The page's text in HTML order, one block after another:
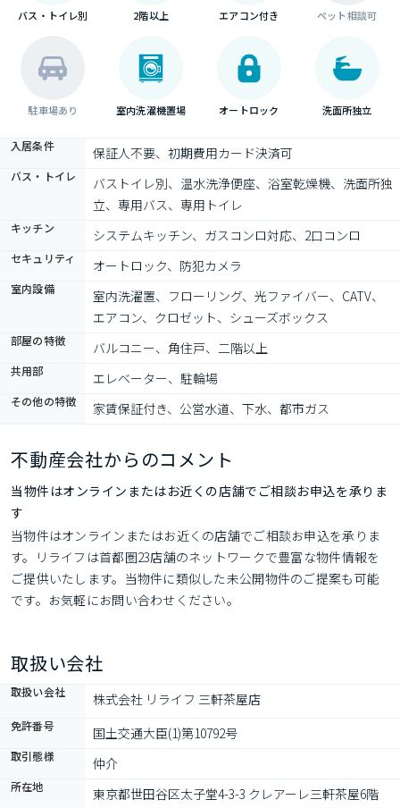
バス・トイレ別 2階以上 エアコン付き ペット相談可
駐車場あり 室内洗濯機置場 オートロック 洗面所独立
入居条件 保証人不要、初期費用カード決済可
バス・トイレ
バストイレ別、温水洗浄便座、浴室乾燥機、洗面所独
立、専用バス、専用トイレ
キッチン システムキッチン、ガスコンロ対応、2口コンロ
セキュリティ オートロック、防犯カメラ
室内設備
室内洗濯置、フローリング、光ファイバー、CATV、
エアコン、クロゼット、シューズボックス
部屋の特徴 バルコニー、角住戸、二階以上
共用部 エレベーター、駐輪場
その他の特徴 家賃保証付き、公営水道、下水、都市ガス
不動産会社からのコメント
当物件はオンラインまたはお近くの店舗でご相談お申込を承りま
す
当物件はオンラインまたはお近くの店舗でご相談お申込を承りま
す。リライフは首都圏23店舗のネットワークで豊富な物件情報を
ご提供いたします。当物件に類似した未公開物件のご提案も可能
です。お気軽にお問い合わせください。
取扱い会社
取扱い会社 株式会社 リライフ 三軒茶屋店
免許番号 国土交通大臣(1)第10792号
取引態様 仲介
所在地 東京都世田谷区太子堂4-3-3 クレアーレ三軒茶屋6階